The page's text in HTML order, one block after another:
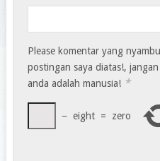
Please komentar yang
postingan saya diatas!,
anda adalah manusia! *
− eight = zero